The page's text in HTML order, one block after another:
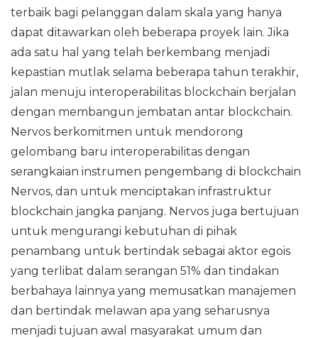
terbaik bagi pelanggan dalam skala yang hanya
dapat ditawarkan oleh beberapa proyek lain. Jika
ada satu hal yang telah berkembang menjadi
kepastian mutlak selama beberapa tahun terakhir,
jalan menuju interoperabilitas blockchain berjalan
dengan membangun jembatan antar blockchain.
Nervos berkomitmen untuk mendorong
gelombang baru interoperabilitas dengan
serangkaian instrumen pengembang di blockchain
Nervos, dan untuk menciptakan infrastruktur
blockchain jangka panjang. Nervos juga bertujuan
untuk mengurangi kebutuhan di pihak
penambang untuk bertindak sebagai aktor egois
yang terlibat dalam serangan 51% dan tindakan
berbahaya lainnya yang memusatkan manajemen
dan bertindak melawan apa yang seharusnya
menjadi tujuan awal masyarakat umum dan